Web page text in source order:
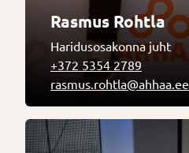
Rasmus Rohtla
Haridusosakonna juht
+372 5354 2789
rasmus.rohtla@ahhaa.ee